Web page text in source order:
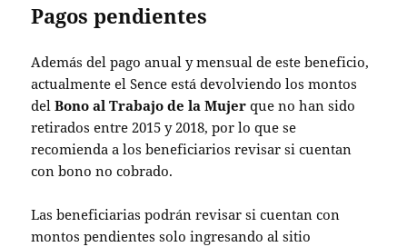
Pagos pendientes
Además del pago anual y mensual de este beneficio,
actualmente el Sence está devolviendo los montos
delBono al Trabajo de la Mujerque no han sido
retirados entre 2015 y 2018, por lo que se
recomienda a los beneficiarios revisar si cuentan
con bono no cobrado.
Las beneficiarias podrán revisar si cuentan con
montos pendientes solo ingresando al sitio